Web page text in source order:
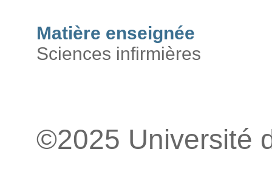
Matière enseignée
Sciences infirmières
©2025 Université